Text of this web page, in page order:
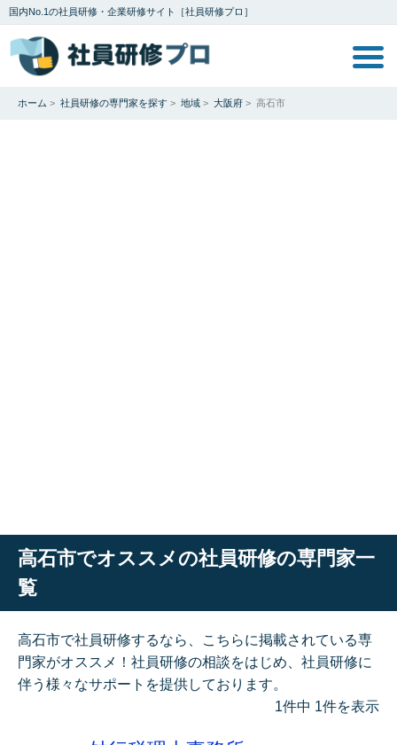
国内No.1の社員研修・企業研修サイト［社員研修プロ］
ホーム > 社員研修の専門家を探す > 地域 > 大阪府 > 高石市
高石市でオススメの社員研修の専門家一
覧
高石市で社員研修するなら、こちらに掲載されている専
門家がオススメ！社員研修の相談をはじめ、社員研修に
伴う様々なサポートを提供しております。
1件中 1件を表示